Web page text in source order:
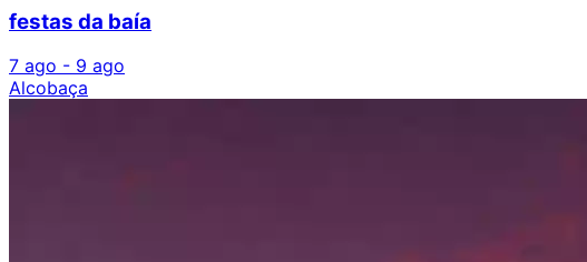
festas da baía
7 ago - 9 ago
Alcobaça